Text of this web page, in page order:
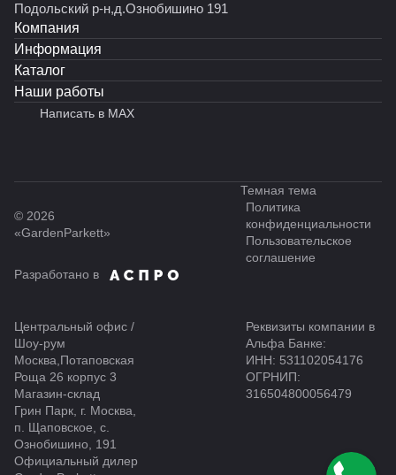
Подольский р-н,д.Ознобишино 191
Компания
Информация
Каталог
Наши работы
Написать в MAX
© 2026
«GardenParkett»
Темная тема
Политика
конфиденциальности
Пользовательское
соглашение
Разработано в
Центральный офис /
Шоу-рум
Москва,Потаповская
Роща 26 корпус 3
Магазин-склад
Грин Парк, г. Москва,
п. Щаповское, с.
Ознобишино, 191
Официальный дилер
Реквизиты компании в
Альфа Банке:
ИНН: 531102054176
ОГРНИП:
316504800056479